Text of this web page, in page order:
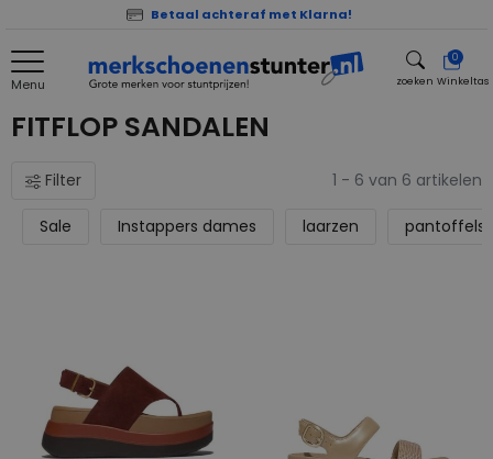
Betaal achteraf met Klarna!
Menu zoeken
0
Winkeltas
FITFLOP SANDALEN
Filter 1 - 6 van 6 artikelen
Sale Instappers dames laarzen pantoffels